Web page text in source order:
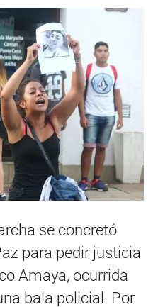
se concretó
para pedir justicia
Amaya, ocurrida
bala policial. Por